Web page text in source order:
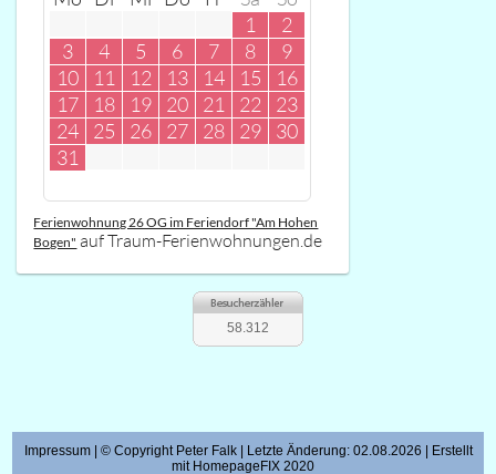
1
2
3
4 5 6 7 8
9
10
11 12 13 14 15
16
17
18 19 20 21 22
23
24
25 26 27 28 29
30
31
Ferienwohnung 26 OG im Feriendorf "Am Hohen
Bogen" auf Traum-Ferienwohnungen.de
58.312
Impressum| © Copyright Peter Falk | Letzte Änderung: 02.08.2026 | Erstellt
mit HomepageFIX 2020